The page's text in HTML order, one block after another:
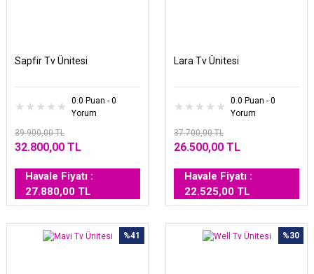
Sapfir Tv Ünitesi
0.0 Puan - 0
Yorum
39.900,00 TL
32.800,00 TL
Havale Fiyatı :
27.880,00 TL
Lara Tv Ünitesi
0.0 Puan - 0
Yorum
37.700,00 TL
26.500,00 TL
Havale Fiyatı :
22.525,00 TL
%41 %30